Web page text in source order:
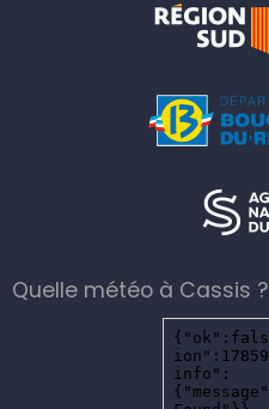
Quelle météo à Cassis ?